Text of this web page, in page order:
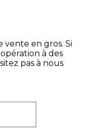
vente en gros. Si
à des
pas à nous